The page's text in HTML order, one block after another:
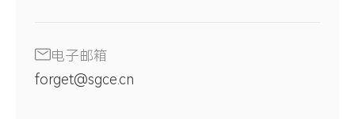
电子邮箱
forget@sgce.cn